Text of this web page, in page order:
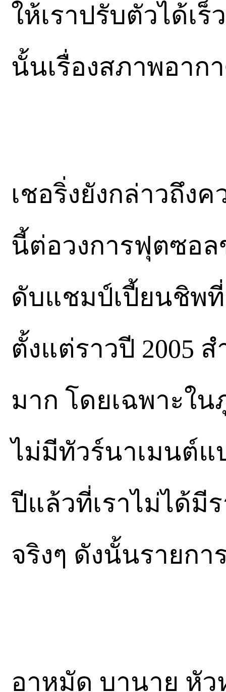
ให้เราปรับตัวได้เ
นั้นเรื่องสภาพอาก
เชอริ่งยังกล่าวถึง
นี้ต่อวงการฟุตซอล
ดับแชมป์เปี้ยนชิพ
ตั้งแต่ราวปี 2005
มาก โดยเฉพาะใน
ไม่มีทัวร์นาเมนต์แ
ปีแล้วที่เราไม่ได้มี
จริงๆ ดังนั้นรายก
อาหมัด บานาย หั